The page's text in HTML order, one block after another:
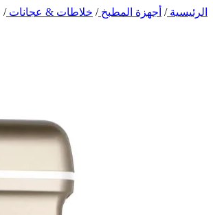
الرئيسية/ أجهزة المطبخ/ خلاطات & عجانات/